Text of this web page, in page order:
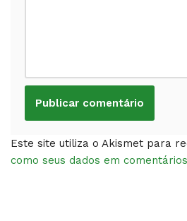
Este site utiliza o Akismet para
como seus dados em